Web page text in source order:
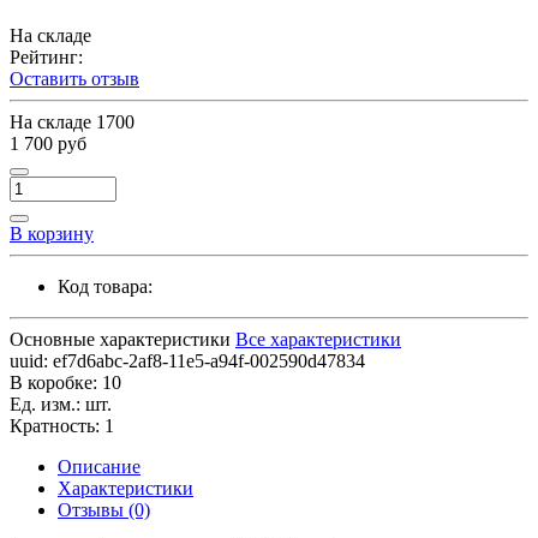
На складе
Рейтинг:
Оставить отзыв
На складе 1700
1 700 руб
В корзину
Код товара:
Основные характеристики Все характеристики
uuid: ef7d6abc-2af8-11e5-a94f-002590d47834
В коробке: 10
Ед. изм.: шт.
Кратность: 1
Описание
Характеристики
Отзывы (0)